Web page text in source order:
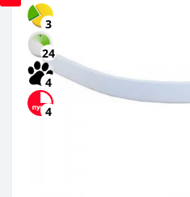
3
24
4
4